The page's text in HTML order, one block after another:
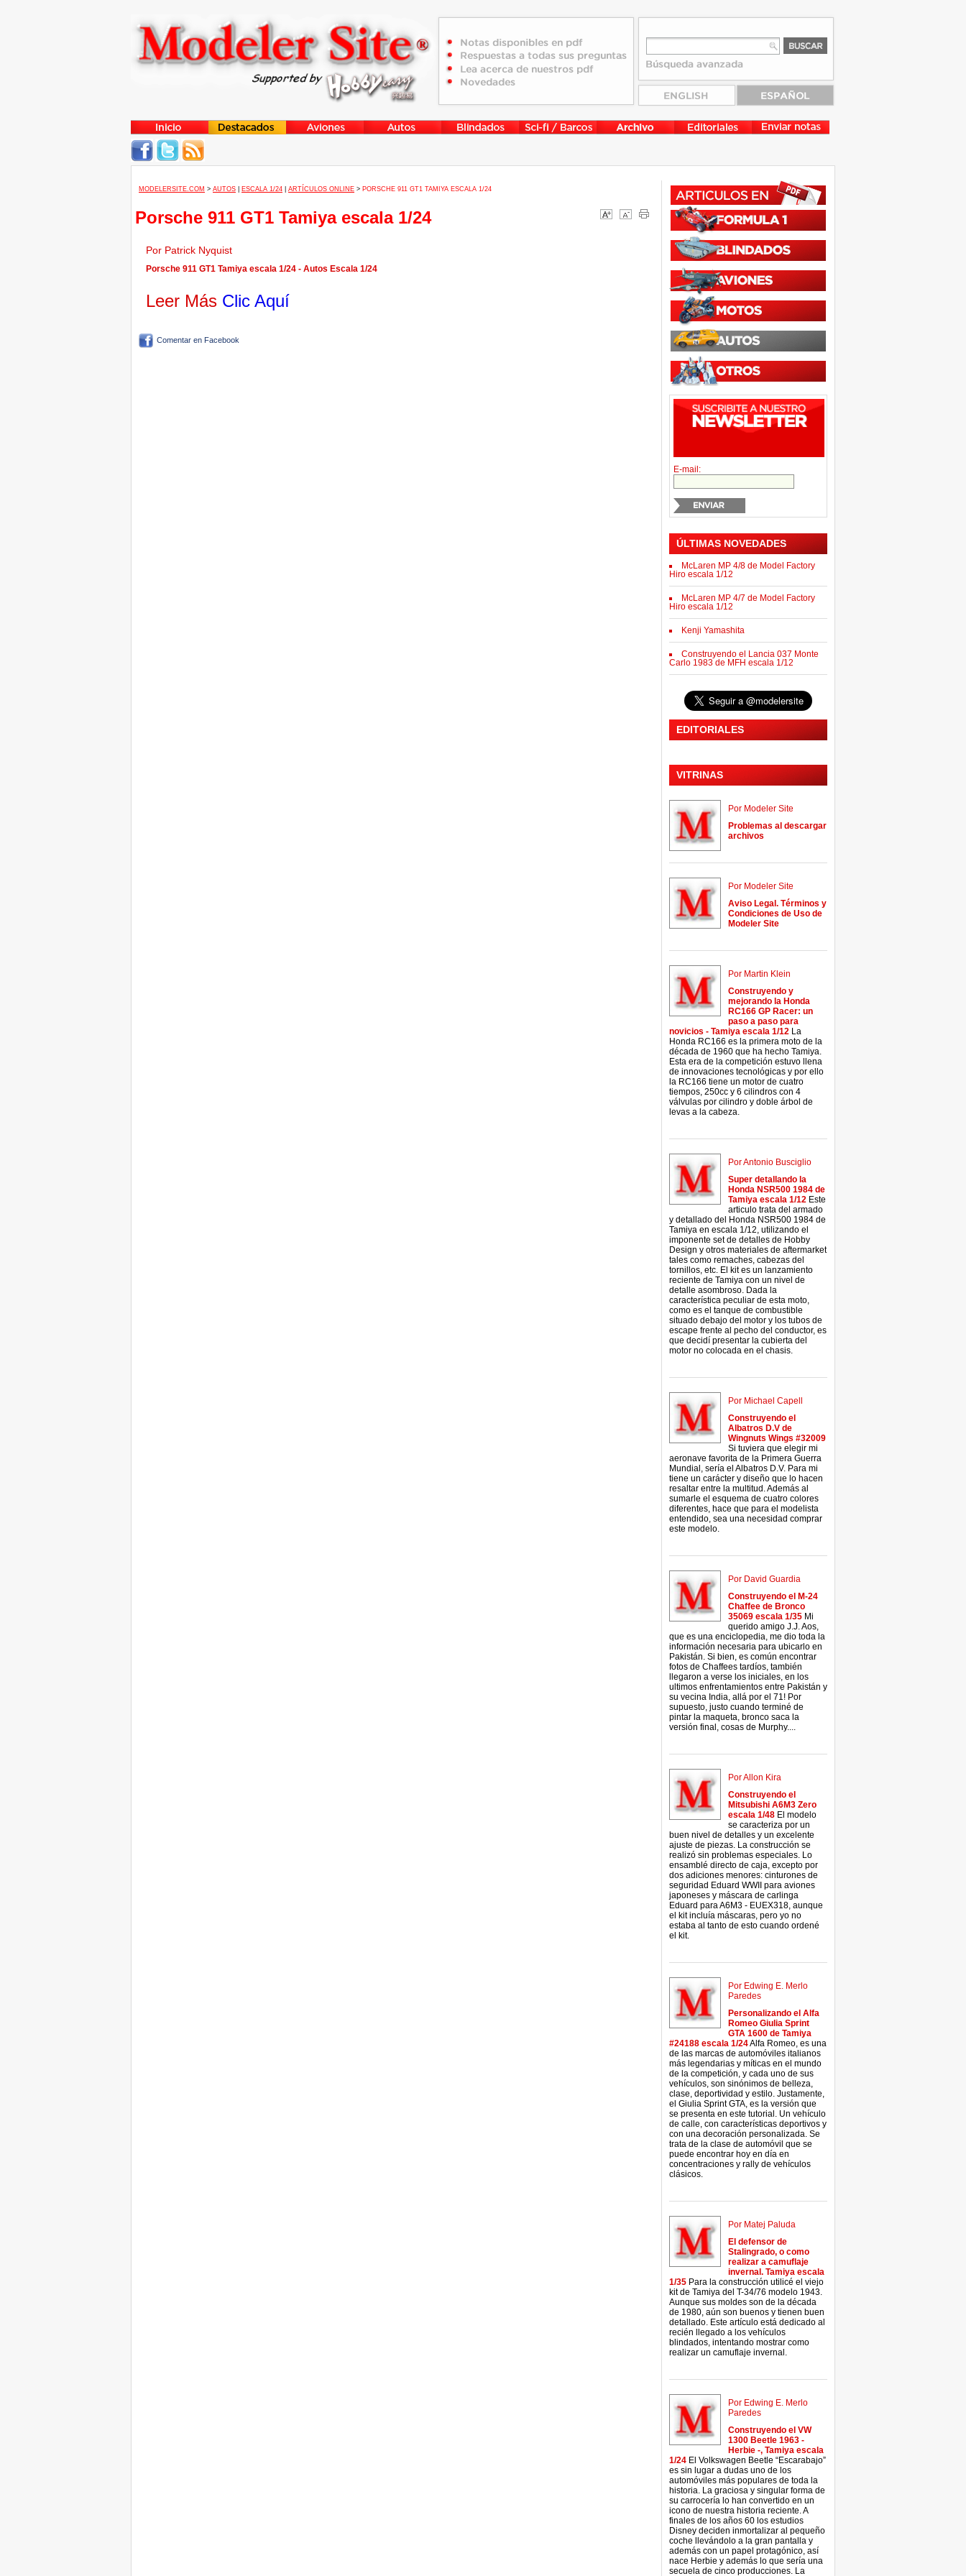
MODELERSITE.COM > AUTOS ESCALA 1/24 ARTÍCULOS ONLINE > PORSCHE 911 GT1 TAMIYA ESCALA 1/24
Porsche 911 GT1 Tamiya escala 1/24
Por Patrick Nyquist
Porsche 911 GT1 Tamiya escala 1/24 - Autos Escala 1/24
Leer Más Clic Aquí
Comentar en Facebook
E-mail:
ÚLTIMAS NOVEDADES
McLaren MP 4/8 de Model Factory
Hiro escala 1/12
McLaren MP 4/7 de Model Factory
Hiro escala 1/12
Kenji Yamashita
Construyendo el Lancia 037 Monte
Carlo 1983 de MFH escala 1/12
EDITORIALES
VITRINAS
Por Modeler Site
Problemas al descargar
archivos
Por Modeler Site
Aviso Legal. Términos y
Condiciones de Uso de
Modeler Site
Por Martin Klein
Construyendo y
mejorando la Honda
RC166 GP Racer: un
paso a paso para
novicios - Tamiya escala 1/12 La
Honda RC166 es la primera moto de la
década de 1960 que ha hecho Tamiya.
Esta era de la competición estuvo llena
de innovaciones tecnológicas y por ello
la RC166 tiene un motor de cuatro
tiempos, 250cc y 6 cilindros con 4
válvulas por cilindro y doble árbol de
levas a la cabeza.
Por Antonio Busciglio
Super detallando la
Honda NSR500 1984 de
Tamiya escala 1/12 Este
articulo trata del armado
y detallado del Honda NSR500 1984 de
Tamiya en escala 1/12, utilizando el
imponente set de detalles de Hobby
Design y otros materiales de aftermarket
tales como remaches, cabezas del
tornillos, etc. El kit es un lanzamiento
reciente de Tamiya con un nivel de
detalle asombroso. Dada la
característica peculiar de esta moto,
como es el tanque de combustible
situado debajo del motor y los tubos de
escape frente al pecho del conductor, es
que decidí presentar la cubierta del
motor no colocada en el chasis.
Por Michael Capell
Construyendo el
Albatros D.V de
Wingnuts Wings #32009
Si tuviera que elegir mi
aeronave favorita de la Primera Guerra
Mundial, sería el Albatros D.V. Para mi
tiene un carácter y diseño que lo hacen
resaltar entre la multitud. Además al
sumarle el esquema de cuatro colores
diferentes, hace que para el modelista
entendido, sea una necesidad comprar
este modelo.
Por David Guardia
Construyendo el M-24
Chaffee de Bronco
35069 escala 1/35 Mi
querido amigo J.J. Aos,
que es una enciclopedia, me dio toda la
información necesaria para ubicarlo en
Pakistán. Si bien, es común encontrar
fotos de Chaffees tardíos, también
llegaron a verse los iniciales, en los
ultimos enfrentamientos entre Pakistán y
su vecina India, allá por el 71! Por
supuesto, justo cuando terminé de
pintar la maqueta, bronco saca la
versión final, cosas de Murphy....
Por Allon Kira
Construyendo el
Mitsubishi A6M3 Zero
escala 1/48 El modelo
se caracteriza por un
buen nivel de detalles y un excelente
ajuste de piezas. La construcción se
realizó sin problemas especiales. Lo
ensamblé directo de caja, excepto por
dos adiciones menores: cinturones de
seguridad Eduard WWII para aviones
japoneses y máscara de carlinga
Eduard para A6M3 - EUEX318, aunque
el kit incluía máscaras, pero yo no
estaba al tanto de esto cuando ordené
el kit.
Por Edwing E. Merlo
Paredes
Personalizando el Alfa
Romeo Giulia Sprint
GTA 1600 de Tamiya
#24188 escala 1/24Alfa Romeo, es una
de las marcas de automóviles italianos
más legendarias y míticas en el mundo
de la competición, y cada uno de sus
vehículos, son sinónimos de belleza,
clase, deportividad y estilo. Justamente,
el Giulia Sprint GTA, es la versión que
se presenta en este tutorial. Un vehículo
de calle, con características deportivos y
con una decoración personalizada. Se
trata de la clase de automóvil que se
puede encontrar hoy en día en
concentraciones y rally de vehículos
clásicos.
Por Matej Paluda
El defensor de
Stalingrado, o como
realizar a camuflaje
invernal. Tamiya escala
1/35 Para la construcción utilicé el viejo
kit de Tamiya del T-34/76 modelo 1943.
Aunque sus moldes son de la década
de 1980, aún son buenos y tienen buen
detallado. Este artículo está dedicado al
recién llegado a los vehículos
blindados, intentando mostrar como
realizar un camuflaje invernal.
Por Edwing E. Merlo
Paredes
Construyendo el VW
1300 Beetle 1963 -
Herbie -, Tamiya escala
1/24 El Volkswagen Beetle “Escarabajo”
es sin lugar a dudas uno de los
automóviles más populares de toda la
historia. La graciosa y singular forma de
su carrocería lo han convertido en un
icono de nuestra historia reciente. A
finales de los años 60 los estudios
Disney deciden inmortalizar al pequeño
coche llevándolo a la gran pantalla y
además con un papel protagónico, así
nace Herbie y además lo que sería una
secuela de cinco producciones. La